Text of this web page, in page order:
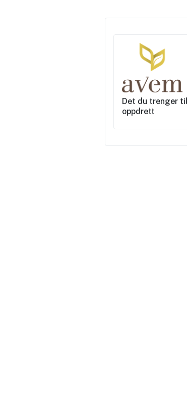
Det du trenger til
oppdrett